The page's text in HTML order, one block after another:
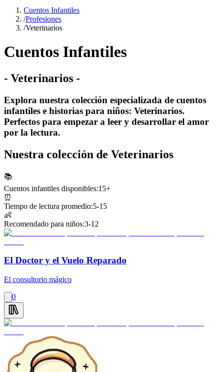
Cuentos Infantiles
/Profesiones
/Veterinarios
Cuentos Infantiles
- Veterinarios -
Explora nuestra colección especializada de cuentos
infantiles e historias para niños: Veterinarios.
Perfectos para empezar a leer y desarrollar el amor
por la lectura.
Nuestra colección de Veterinarios
📚
Cuentos infantiles disponibles:15+
⏰
Tiempo de lectura promedio:5-15
👶
Recomendado para niños:3-12
El Doctor y el Vuelo Reparado
El consultorio mágico
0